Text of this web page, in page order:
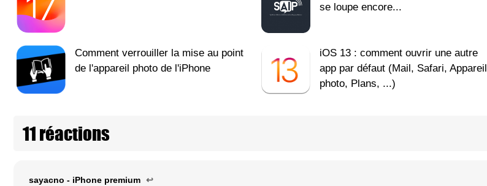
se loupe encore...
Comment verrouiller la mise au point
de l'appareil photo de l'iPhone
iOS 13 : comment ouvrir une autre
app par défaut (Mail, Safari, Appareil
photo, Plans, ...)
11 réactions
sayacno - iPhone premium ↩